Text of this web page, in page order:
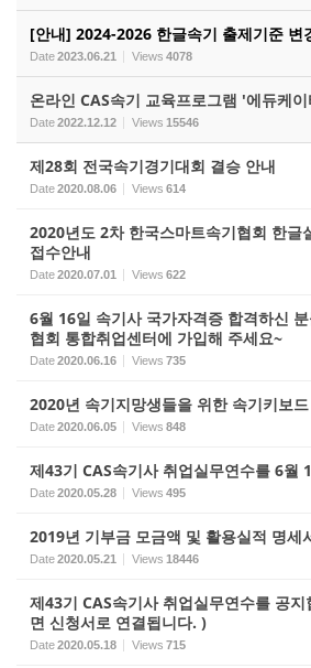
[안내] 2024-2026 한글속기 출제기준 변
Date2023.06.21 Views 4078
온라인 CAS속기 교육프로그램 '에듀케
Date2022.12.12 Views 15546
제28회 전국속기경기대회 결승 안내
Date2020.08.06 Views 614
2020년도 2차 한국스마트속기협회 한글
접수안내
Date2020.07.01 Views 622
6월 16일 속기사 국가자격증 합격하신
협회 통합취업센터에 가입해 주세요~
Date2020.06.16 Views 735
2020년 속기지망생들을 위한 속기키보
Date2020.06.05 Views 848
제43기 CAS속기사 취업실무연수를 6월
Date2020.05.28 Views 495
2019년 기부금 모금액 및 활용실적 명세
Date2020.05.21 Views 18446
제43기 CAS속기사 취업실무연수를 공
면 신청서로 연결됩니다. )
Date2020.05.18 Views 715